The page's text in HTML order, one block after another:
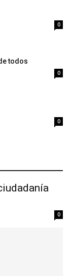
0
todos
0
0
0